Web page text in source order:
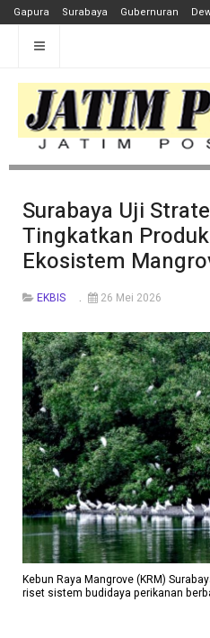
Gapura Surabaya Gubernuran
Surabaya Uji
Tingkatkan
Ekosistem
EKBIS 26 Mei 2026
Kebun Raya Mangrove (KRM)
riset sistem budidaya perikanan